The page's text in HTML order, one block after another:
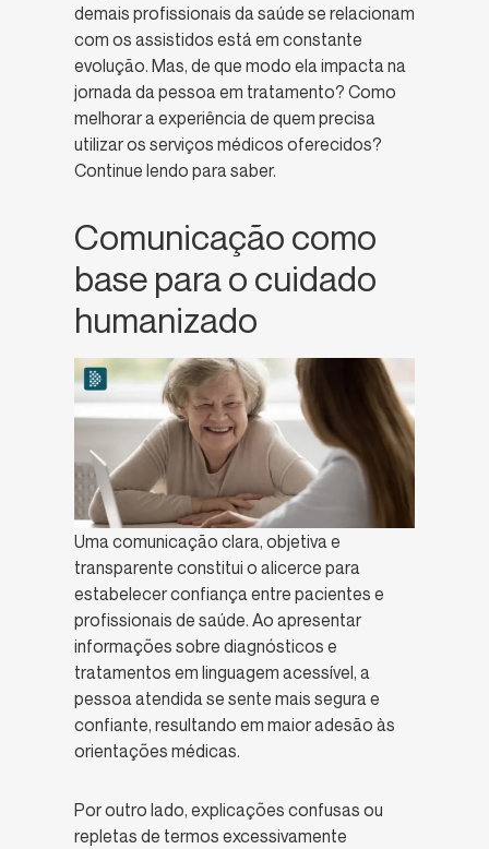
demais profissionais da saúde se relacionam
com os assistidos está em constante
evolução. Mas, de que modo ela impacta na
jornada da pessoa em tratamento? Como
melhorar a experiência de quem precisa
utilizar os serviços médicos oferecidos?
Continue lendo para saber.
Comunicação como
base para o cuidado
humanizado
Uma comunicação clara, objetiva e
transparente constitui o alicerce para
estabelecer confiança entre pacientes e
profissionais de saúde. Ao apresentar
informações sobre diagnósticos e
tratamentos em linguagem acessível, a
pessoa atendida se sente mais segura e
confiante, resultando em maior adesão às
orientações médicas.
Por outro lado, explicações confusas ou
repletas de termos excessivamente